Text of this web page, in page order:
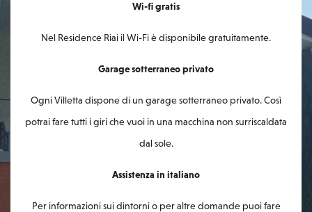
Wi-fi gratis
Nel Residence Riai il Wi-Fi è disponibile gratuitamente.
Garage sotterraneo privato
Ogni Villetta dispone di un garage sotterraneo privato. Così
potrai fare tutti i giri che vuoi in una macchina non surriscaldata
dal sole.
Assistenza in italiano
Per informazioni sui dintorni o per altre domande puoi fare